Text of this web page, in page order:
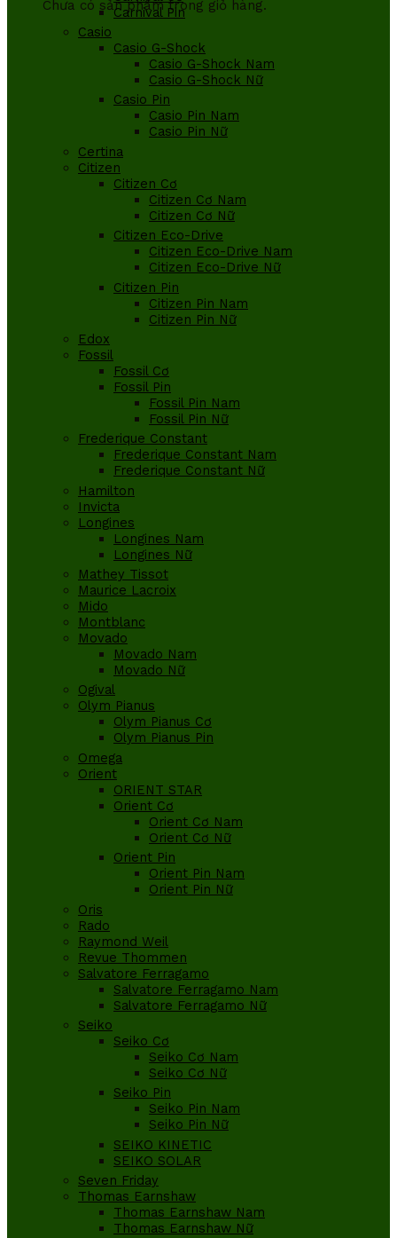
Chưa có sản phẩm trong giỏ hàng.
Carnival Pin
Casio
Casio G-Shock
Casio G-Shock Nam
Casio G-Shock Nữ
Casio Pin
Casio Pin Nam
Casio Pin Nữ
Certina
Citizen
Citizen Cơ
Citizen Cơ Nam
Citizen Cơ Nữ
Citizen Eco-Drive
Citizen Eco-Drive Nam
Citizen Eco-Drive Nữ
Citizen Pin
Citizen Pin Nam
Citizen Pin Nữ
Edox
Fossil
Fossil Cơ
Fossil Pin
Fossil Pin Nam
Fossil Pin Nữ
Frederique Constant
Frederique Constant Nam
Frederique Constant Nữ
Hamilton
Invicta
Longines
Longines Nam
Longines Nữ
Mathey Tissot
Maurice Lacroix
Mido
Montblanc
Movado
Movado Nam
Movado Nữ
Ogival
Olym Pianus
Olym Pianus Cơ
Olym Pianus Pin
Omega
Orient
ORIENT STAR
Orient Cơ
Orient Cơ Nam
Orient Cơ Nữ
Orient Pin
Orient Pin Nam
Orient Pin Nữ
Oris
Rado
Raymond Weil
Revue Thommen
Salvatore Ferragamo
Salvatore Ferragamo Nam
Salvatore Ferragamo Nữ
Seiko
Seiko Cơ
Seiko Cơ Nam
Seiko Cơ Nữ
Seiko Pin
Seiko Pin Nam
Seiko Pin Nữ
SEIKO KINETIC
SEIKO SOLAR
Seven Friday
Thomas Earnshaw
Thomas Earnshaw Nam
Thomas Earnshaw Nữ